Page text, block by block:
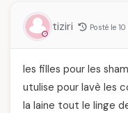
tiziri Posté le
les filles pour les
utulise pour lavè les
la laine tout le linge